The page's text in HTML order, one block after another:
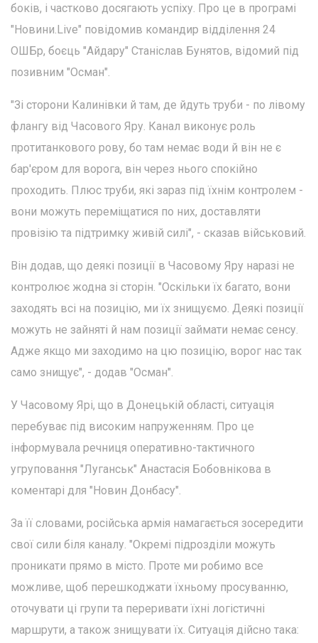
боків, і частково досягають успіху. Про це в програмі
"Новини.Live" повідомив командир відділення 24
ОШБр, боєць "Айдару" Станіслав Бунятов, відомий під
позивним "Осман".
"Зі сторони Калинівки й там, де йдуть труби - по лівому
флангу від Часового Яру. Канал виконує роль
протитанкового рову, бо там немає води й він не є
бар'єром для ворога, він через нього спокійно
проходить. Плюс труби, які зараз під їхнім контролем -
вони можуть переміщатися по них, доставляти
провізію та підтримку живій силі", - сказав військовий.
Він додав, що деякі позиції в Часовому Яру наразі не
контролює жодна зі сторін. "Оскільки їх багато, вони
заходять всі на позицію, ми їх знищуємо. Деякі позиції
можуть не зайняті й нам позиції займати немає сенсу.
Адже якщо ми заходимо на цю позицію, ворог нас так
само знищує", - додав "Осман".
У Часовому Ярі, що в Донецькій області, ситуація
перебуває під високим напруженням. Про це
інформувала речниця оперативно-тактичного
угруповання "Луганськ" Анастасія Бобовнікова в
коментарі для "Новин Донбасу".
За її словами, російська армія намагається зосередити
свої сили біля каналу. "Окремі підрозділи можуть
проникати прямо в місто. Проте ми робимо все
можливе, щоб перешкоджати їхньому просуванню,
оточувати ці групи та переривати їхні логістичні
маршрути, а також знищувати їх. Ситуація дійсно така: